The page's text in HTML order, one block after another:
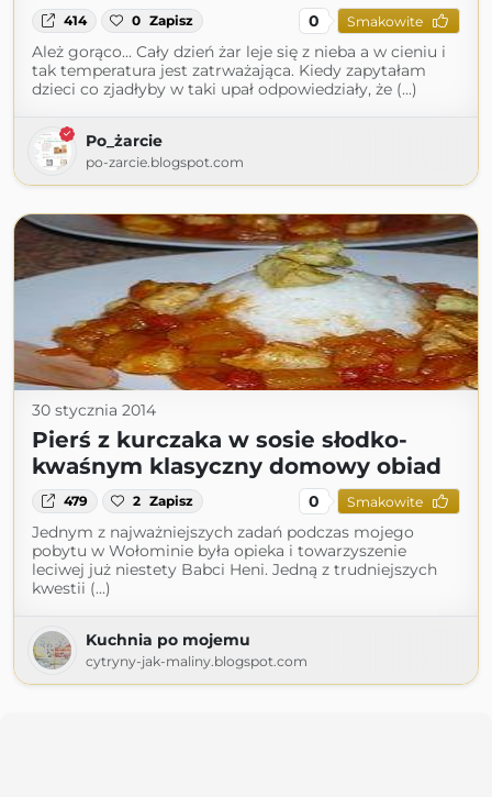
414 0 Zapisz 0 Smakowite
Ależ gorąco... Cały dzień żar leje się z nieba a w cieniu i
tak temperatura jest zatrważająca. Kiedy zapytałam
dzieci co zjadłyby w taki upał odpowiedziały, że (...)
Po_żarcie
po-zarcie.blogspot.com
30 stycznia 2014
Pierś z kurczaka w sosie słodko-
kwaśnym klasyczny domowy obiad
479 2 Zapisz 0 Smakowite
Jednym z najważniejszych zadań podczas mojego
pobytu w Wołominie była opieka i towarzyszenie
leciwej już niestety Babci Heni. Jedną z trudniejszych
kwestii (...)
Kuchnia po mojemu
cytryny-jak-maliny.blogspot.com